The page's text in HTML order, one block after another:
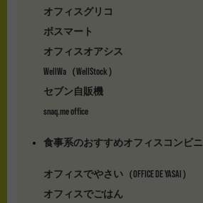
オフィスグリコ
ボスマート
オフィスオアシス
WellWa（WellStock）
セブン自販機
snaq.me office
食事系のおすすめオフィスコンビニ
オフィスでやさい（OFFICE DE YASAI）
オフィスでごはん